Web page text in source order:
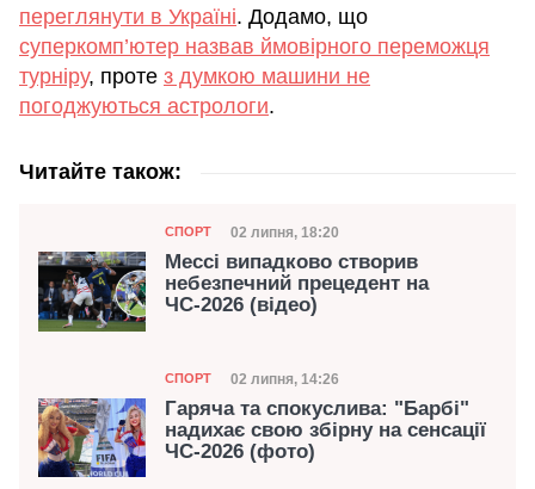
переглянути в Україні. Додамо, що
суперкомп’ютер назвав ймовірного переможця
турніру, проте з думкою машини не
погоджуються астрологи.
Читайте також:
Категорія
СПОРТ Дата публікації
02 липня, 18:20
Мессі випадково створив
небезпечний прецедент на
ЧС-2026 (відео)
Категорія
СПОРТ Дата публікації
02 липня, 14:26
Гаряча та спокуслива: "Барбі"
надихає свою збірну на сенсації
ЧС-2026 (фото)